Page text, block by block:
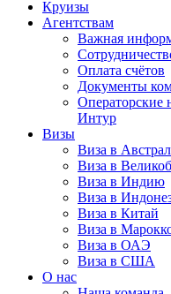
Круизы
Агентствам
Важная
Оплата счётов
Документы
Операторские
Интур
Визы
Виза в
Виза в
Виза в Индию
Виза в
Виза в Китай
Виза в
Виза в ОАЭ
Виза в США
О нас